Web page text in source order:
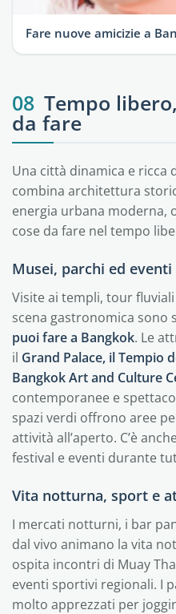
Fare nuove amicizie a
08 Tempo
da fare
Una città dinamica e ricca
combina architettura
energia urbana moderna,
cose da fare nel tempo
Musei, parchi ed eventi
Visite ai templi, tour
scena gastronomica sono
puoi fare a Bangkok. Le
il Grand Palace, il Tempio
Bangkok Art and Culture
contemporanee e
spazi verdi offrono aree
attività all’aperto. C’è
festival e eventi durante
Vita notturna, sport e
I mercati notturni, i bar
dal vivo animano la vita
ospita incontri di Muay
eventi sportivi regionali. I
molto apprezzati per